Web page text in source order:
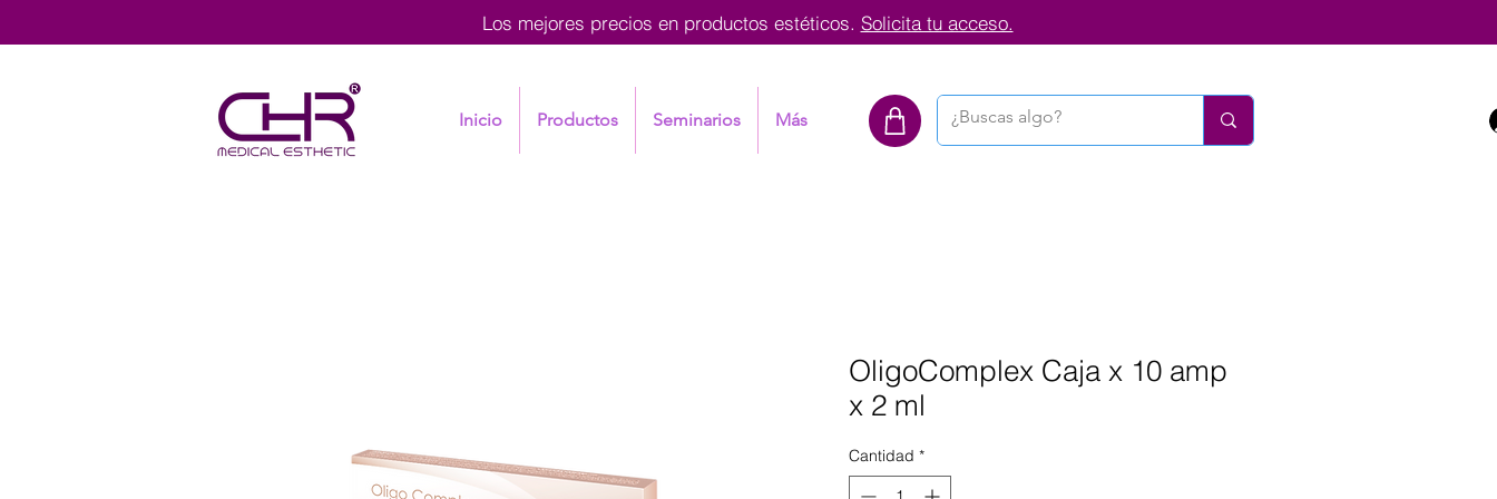
Los mejores precios en productos estéticos. Solicita tu acceso.
Inicio Productos Seminarios Más
OligoComplex Caja x 10 amp
x 2 ml
Cantidad *